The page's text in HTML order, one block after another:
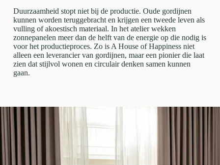
Duurzaamheid stopt niet bij de productie. Oude gordijnen
kunnen worden teruggebracht en krijgen een tweede leven als
vulling of akoestisch materiaal. In het atelier wekken
zonnepanelen meer dan de helft van de energie op die nodig is
voor het productieproces. Zo is A House of Happiness niet
alleen een leverancier van gordijnen, maar een pionier die laat
zien dat stijlvol wonen en circulair denken samen kunnen
gaan.